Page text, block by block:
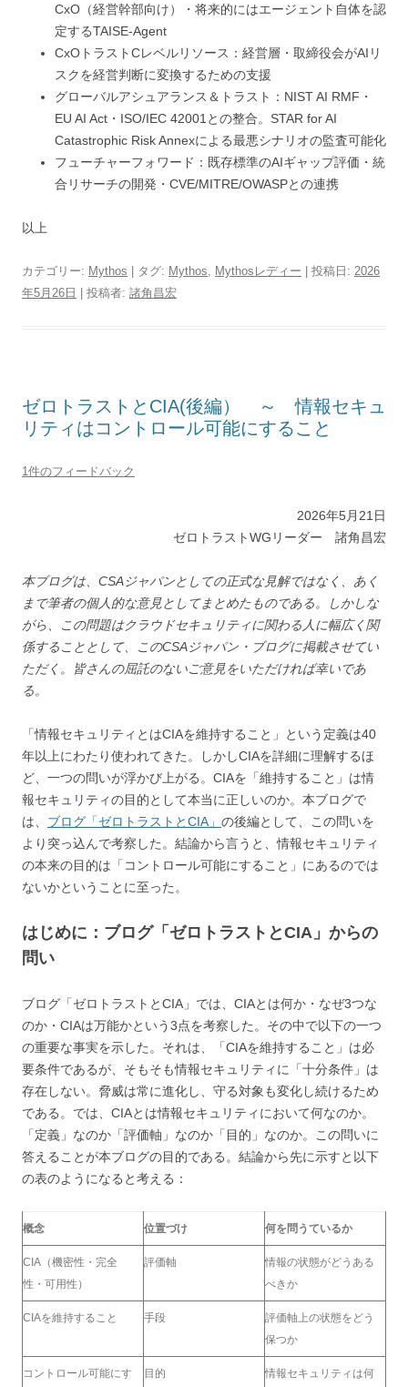
CxO（経営幹部向け）・将来的にはエージェント自体を認
定するTAISE-Agent
CxOトラストCレベルリソース：経営層・取締役会がAIリ
スクを経営判断に変換するための支援
グローバルアシュアランス＆トラスト：NIST AI RMF・
EU AI Act・ISO/IEC 42001との整合。STAR for AI
Catastrophic Risk Annexによる最悪シナリオの監査可能化
フューチャーフォワード：既存標準のAIギャップ評価・統
合リサーチの開発・CVE/MITRE/OWASPとの連携
以上
カテゴリー: Mythos | タグ: Mythos Mythosレディー | 投稿日: 2026
年5月26日 | 投稿者: 諸角昌宏
ゼロトラストとCIA(後編） ～ 情報セキュ
リティはコントロール可能にすること
1件のフィードバック
2026年5月21日
ゼロトラストWGリーダー 諸角昌宏
本ブログは、CSAジャパンとしての正式な見解ではなく、あく
まで筆者の個人的な意見としてまとめたものである。しかしな
がら、この問題はクラウドセキュリティに関わる人に幅広く関
係することとして、このCSAジャパン・ブログに掲載させてい
ただく。皆さんの屈託のないご意見をいただければ幸いであ
る。
「情報セキュリティとはCIAを維持すること」という定義は40
年以上にわたり使われてきた。しかしCIAを詳細に理解するほ
ど、一つの問いが浮かび上がる。CIAを「維持すること」は情
報セキュリティの目的として本当に正しいのか。本ブログで
は、 ブログ「ゼロトラストとCIA」 の後編として、この問いを
より突っ込んで考察した。結論から言うと、情報セキュリティ
の本来の目的は「コントロール可能にすること」にあるのでは
ないかということに至った。
はじめに：ブログ「ゼロトラストとCIA」からの
問い
ブログ「ゼロトラストとCIA」では、CIAとは何か・なぜ3つな
のか・CIAは万能かという3点を考察した。その中で以下の一つ
の重要な事実を示した。それは、「CIAを維持すること」は必
要条件であるが、そもそも情報セキュリティに「十分条件」は
存在しない。脅威は常に進化し、守る対象も変化し続けるため
である。では、CIAとは情報セキュリティにおいて何なのか。
「定義」なのか「評価軸」なのか「目的」なのか。この問いに
答えることが本ブログの目的である。結論から先に示すと以下
の表のようになると考える：
概念 位置づけ 何を問うているか
CIA（機密性・完全
性・可用性）
評価軸
情報の状態がどうある
べきか
CIAを維持すること 手段
評価軸上の状態をどう
保つか
コントロール可能にす
目的
情報セキュリティは何